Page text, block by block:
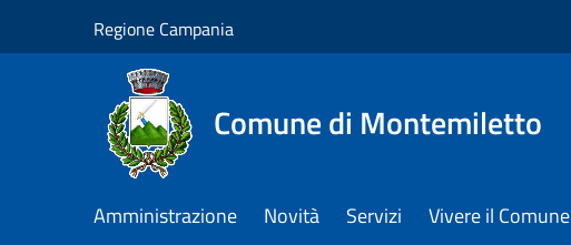
Regione Campania
Comune di Montemiletto
Amministrazione Novità Servizi Vivere il Comune